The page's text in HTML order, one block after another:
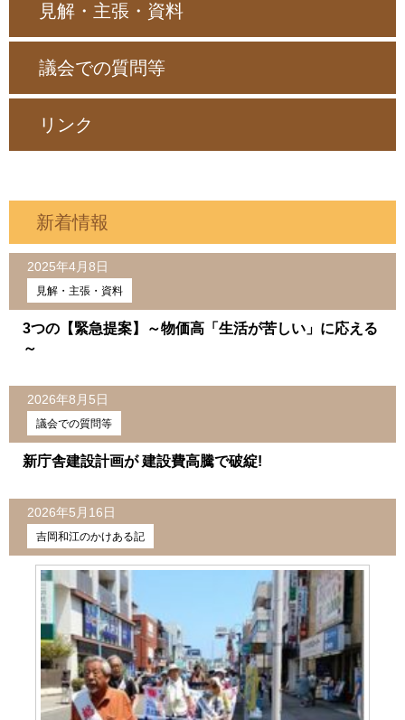
見解・主張・資料
議会での質問等
リンク
新着情報
2025年4月8日
見解・主張・資料
3つの【緊急提案】～物価高「生活が苦しい」に応える
～
2026年8月5日
議会での質問等
新庁舎建設計画が 建設費高騰で破綻!
2026年5月16日
吉岡和江のかけある記